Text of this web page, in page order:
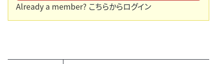
Already a member? こちらからログイン